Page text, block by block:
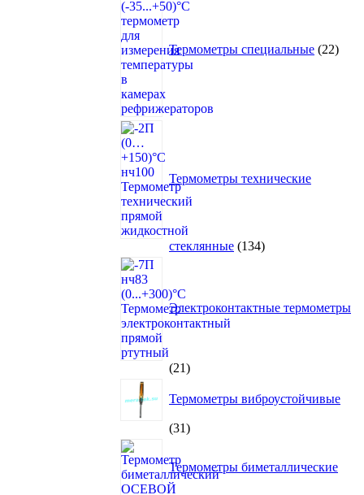
Термометры специальные 22
Термометры технические
стеклянные 134134
Электроконтактные термометры
2121
Термометры виброустойчивые
3131
Термометры биметаллические